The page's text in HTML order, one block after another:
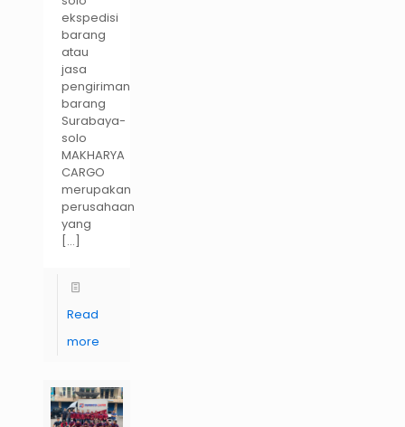
ekspedisi
barang
atau
jasa
pengiriman
barang
Surabaya-
solo
MAKHARYA
CARGO
merupakan
perusahaan
yang
[…]
Read
more